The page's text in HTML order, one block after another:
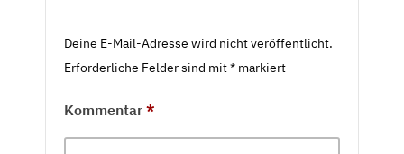
Deine E-Mail-Adresse wird nicht veröffentlicht.
Erforderliche Felder sind mit* markiert
Kommentar *